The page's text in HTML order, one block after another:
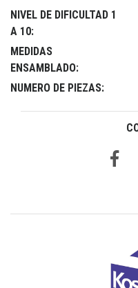
NIVEL DE DIFICULTAD 1
A 10:
MEDIDAS
ENSAMBLADO:
NUMERO DE PIEZAS: